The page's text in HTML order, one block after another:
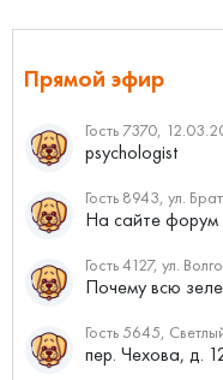
Прямой эфир
psychologist
Гость 8943, ул.
Гость 4127, ул.
Гость 5645,
пер. Чехова, д.